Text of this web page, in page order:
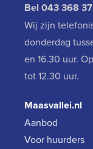
Bel 043 368
Wij zijn
donderdag
en 16.30 uur.
tot 12.30 uur.
Maasvallei.nl
Aanbod
Voor huurders